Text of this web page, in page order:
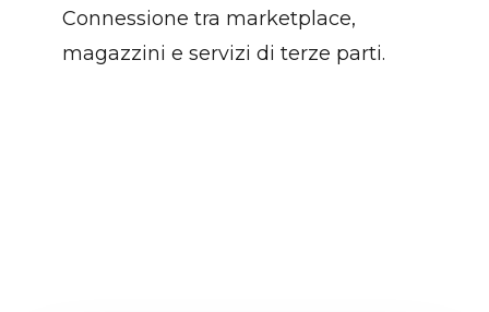
Connessione tra marketplace,
magazzini e servizi di terze parti.